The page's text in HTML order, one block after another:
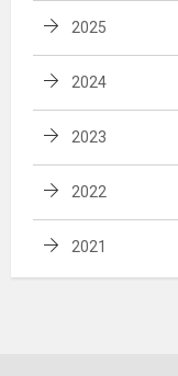
2025
2024
2023
2022
2021